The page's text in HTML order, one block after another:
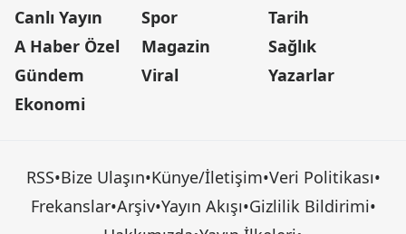
Canlı Yayın
A Haber Özel
Gündem
Ekonomi
Spor
Magazin
Viral
Tarih
Sağlık
Yazarlar
RSS•Bize Ulaşın•Künye/İletişim•Veri Politikası•
Frekanslar•Arşiv•Yayın Akışı•Gizlilik Bildirimi•